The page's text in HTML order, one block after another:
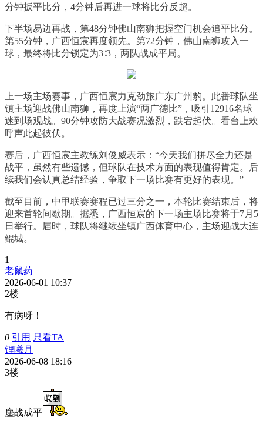
分钟扳平比分，4分钟后再进一球将比分反超。
下半场易边再战，第48分钟佛山南狮把握空门机会追平比分。
第55分钟，广西恒宸再度领先。第72分钟，佛山南狮攻入一
球，最终将比分锁定为3∶3，两队战成平局。
上一场主场赛事，广西恒宸力克劲旅广东广州豹。此番球队坐
镇主场迎战佛山南狮，再度上演“两广德比”，吸引12916名球
迷到场观战。90分钟攻防大战赛况激烈，跌宕起伏。看台上欢
呼声此起彼伏。
赛后，广西恒宸主教练刘俊威表示：“今天我们拼尽全力还是
战平，虽然有些遗憾，但球队在技术方面的表现值得肯定。后
续我们会认真总结经验，争取下一场比赛有更好的表现。”
截至目前，中甲联赛赛程已过三分之一，本轮比赛结束后，将
迎来首轮间歇期。据悉，广西恒宸的下一场主场比赛将于7月5
日举行。届时，球队将继续坐镇广西体育中心，主场迎战大连
鲲城。
1
老鼠药
2026-06-01 10:37
2楼
有病呀！
0 引用 只看TA
锂曦月
2026-06-08 18:16
3楼
鏖战成平